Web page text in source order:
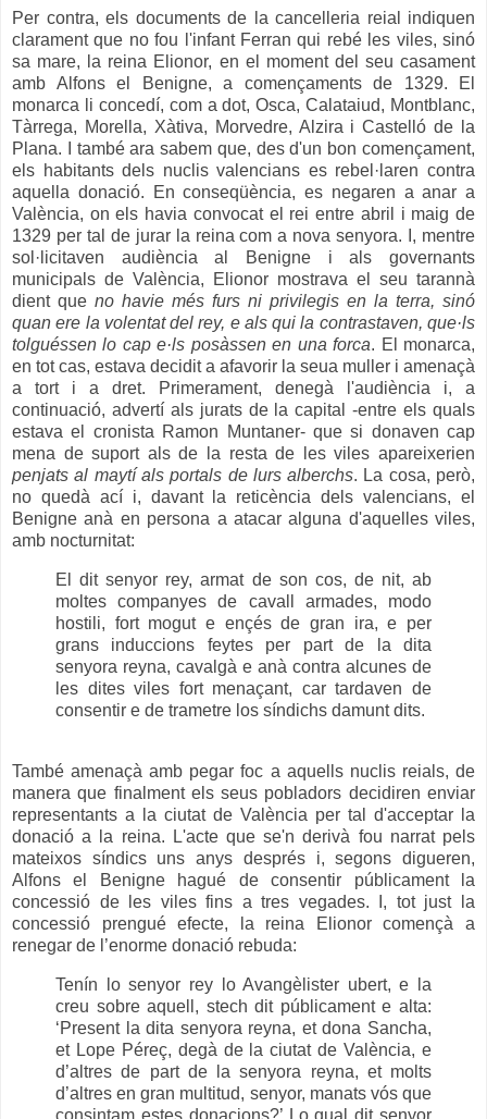
Per contra, els documents de la cancelleria reial indiquen
clarament que no fou l'infant Ferran qui rebé les viles, sinó
sa mare, la reina Elionor, en el moment del seu casament
amb Alfons el Benigne, a començaments de 1329. El
monarca li concedí, com a dot, Osca, Calataiud, Montblanc,
Tàrrega, Morella, Xàtiva, Morvedre, Alzira i Castelló de la
Plana. I també ara sabem que, des d'un bon començament,
els habitants dels nuclis valencians es rebel·laren contra
aquella donació. En conseqüència, es negaren a anar a
València, on els havia convocat el rei entre abril i maig de
1329 per tal de jurar la reina com a nova senyora. I, mentre
sol·licitaven audiència al Benigne i als governants
municipals de València, Elionor mostrava el seu tarannà
dient que no havie més furs ni privilegis en la terra, sinó
quan ere la volentat del rey, e als qui la contrastaven, que·ls
tolguéssen lo cap e·ls posàssen en una forca. El monarca,
en tot cas, estava decidit a afavorir la seua muller i amenaçà
a tort i a dret. Primerament, denegà l'audiència i, a
continuació, advertí als jurats de la capital -entre els quals
estava el cronista Ramon Muntaner- que si donaven cap
mena de suport als de la resta de les viles apareixerien
penjats al maytí als portals de lurs alberchs. La cosa, però,
no quedà ací i, davant la reticència dels valencians, el
Benigne anà en persona a atacar alguna d'aquelles viles,
amb nocturnitat:
El dit senyor rey, armat de son cos, de nit, ab
moltes companyes de cavall armades, modo
hostili, fort mogut e ençés de gran ira, e per
grans induccions feytes per part de la dita
senyora reyna, cavalgà e anà contra alcunes de
les dites viles fort menaçant, car tardaven de
consentir e de trametre los síndichs damunt dits.
També amenaçà amb pegar foc a aquells nuclis reials, de
manera que finalment els seus pobladors decidiren enviar
representants a la ciutat de València per tal d'acceptar la
donació a la reina. L'acte que se'n derivà fou narrat pels
mateixos síndics uns anys després i, segons digueren,
Alfons el Benigne hagué de consentir públicament la
concessió de les viles fins a tres vegades. I, tot just la
concessió prengué efecte, la reina Elionor començà a
renegar de l’enorme donació rebuda:
Tenín lo senyor rey lo Avangèlister ubert, e la
creu sobre aquell, stech dit públicament e alta:
‘Present la dita senyora reyna, et dona Sancha,
et Lope Péreç, degà de la ciutat de València, e
d’altres de part de la senyora reyna, et molts
d’altres en gran multitud, senyor, manats vós que
consintam estes donacions?’ Lo qual dit senyor